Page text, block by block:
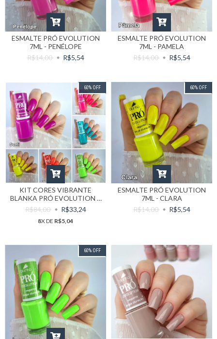
ESMALTE PRÓ EVOLUTION
7ML - PENÉLOPE
R$14,00
R$5,54
ESMALTE PRÓ EVOLUTION
7ML - PAMELA
R$14,00
R$5,54
60% OFF
KIT CORES VIBRANTE
BLANKA PRÓ EVOLUTION 6
UNIDADES
R$84,00 R$33,24
8X DE R$5,04
60% OFF
ESMALTE PRÓ EVOLUTION
7ML - CLARA
R$14,00
R$5,54
60% OFF